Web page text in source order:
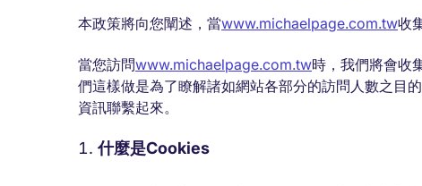
本政策將向您闡述，當www.michaelpage.com.tw收
當您訪問www.michaelpage.com.tw時，我們將會收
們這樣做是為了瞭解諸如網站各部分的訪問人數之目
資訊聯繫起來。
什麼是Cookies